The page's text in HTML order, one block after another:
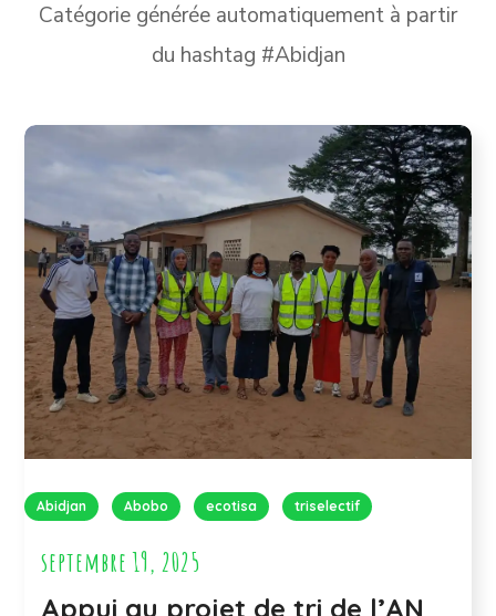
Catégorie générée automatiquement à partir
du hashtag #Abidjan
Abidjan Abobo ecotisa triselectif
septembre 19, 2025
Appui au projet de tri de l’AN